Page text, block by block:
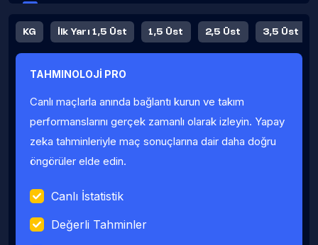
KG İlk Yarı 1,5 Üst 1,5 Üst 2,5 Üst 3,5 Üst
Fauller Ortalama
TAHMINOLOJİ PRO
Canlı maçlarla anında bağlantı kurun ve takım
performanslarını gerçek zamanlı olarak izleyin. Yapay
zeka tahminleriyle maç sonuçlarına dair daha doğru
öngörüler elde edin.
Canlı İstatistik
Değerli Tahminler